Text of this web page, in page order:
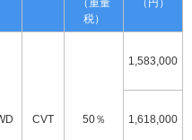
（重量
税）
（円）
CVT 50％
1,583,000
1,618,000